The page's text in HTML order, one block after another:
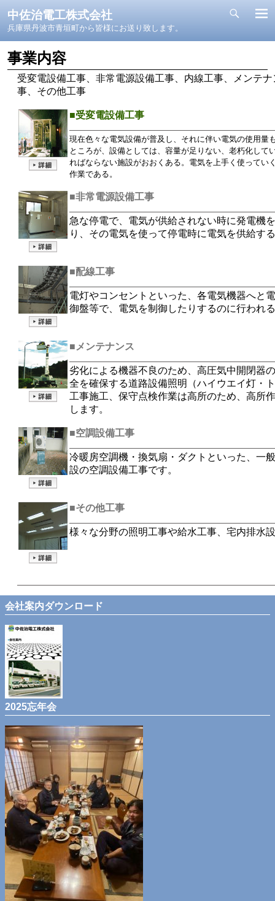
中佐治電工株式会社
兵庫県丹波市青垣町から皆様にお送り致します。
事業内容
受変電設備工事、非常電源設備工事、内線工事、メンテ
事、その他工事
■受変電設備工事
現在色々な電気設備が普及し、それに伴い電気の使用量
ところが、設備としては、容量が足りない、老朽化して
ればならない施設がおおくある。電気を上手く使ってい
作業である。
■非常電源設備工事
急な停電で、電気が供給されない時に発電機
り、その電気を使って停電時に電気を供給す
■配線工事
電灯やコンセントといった、各電気機器へと
御盤等で、電気を制御したりするのに行われ
■メンテナンス
劣化による機器不良のため、高圧気中開閉器
全を確保する道路設備照明（ハイウエイ灯・
工事施工、保守点検作業は高所のため、高所
します。
■空調設備工事
冷暖房空調機・換気扇・ダクトといった、一
設の空調設備工事です。
■その他工事
様々な分野の照明工事や給水工事、宅内排水
会社案内ダウンロード
2025忘年会